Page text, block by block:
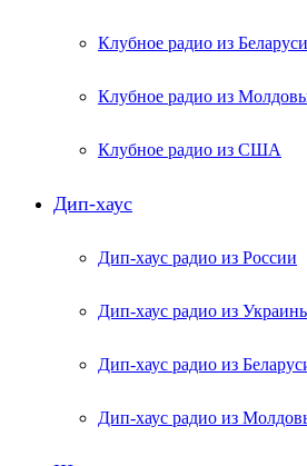
Клубное радио из Беларуси
Клубное радио из
Клубное радио из США
Дип-хаус
Дип-хаус радио из России
Дип-хаус радио из
Дип-хаус радио из
Дип-хаус радио из